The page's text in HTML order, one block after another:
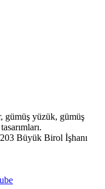
gümüş yüzük, gümüş
Büyük Birol İşhanı